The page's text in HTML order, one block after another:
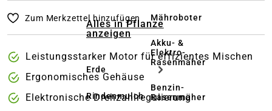
Alles in Pflanze
anzeigen
Erde
Rindenmulch
Mähroboter
Akku- &
Elektro-
Rasenmäher
Benzin-
Rasenmäher
Zum Merkzettel hinzufügen
Leistungsstarker Motor für effizientes Mischen
Ergonomisches Gehäuse
Elektronische Drehzahlregulierung